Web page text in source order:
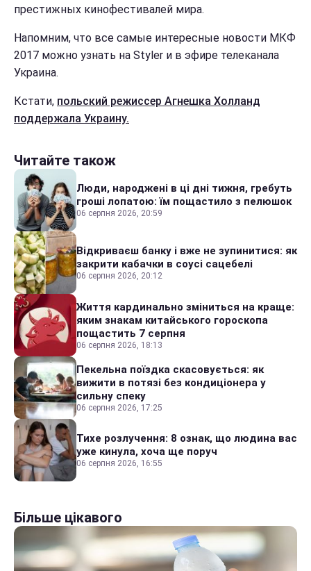
престижных кинофестивалей мира.
Напомним, что все самые интересные новости МКФ
2017 можно узнать на Styler и в эфире телеканала
Украина.
Кстати, польский режиссер Агнешка Холланд
поддержала Украину.
Читайте також
Люди, народжені в ці дні тижня, гребуть
гроші лопатою: їм пощастило з пелюшок
06 серпня 2026, 20:59
Відкриваєш банку і вже не зупинитися: як
закрити кабачки в соусі сацебелі
06 серпня 2026, 20:12
Життя кардинально зміниться на краще:
яким знакам китайського гороскопа
пощастить 7 серпня
06 серпня 2026, 18:13
Пекельна поїздка скасовується: як
вижити в потязі без кондиціонера у
сильну спеку
06 серпня 2026, 17:25
Тихе розлучення: 8 ознак, що людина вас
уже кинула, хоча ще поруч
06 серпня 2026, 16:55
Більше цікавого